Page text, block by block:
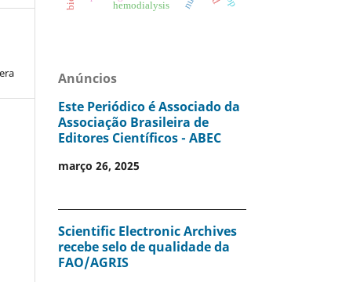
hemodialysis
Anúncios
Este Periódico é Associado da
Associação Brasileira de
Editores Científicos - ABEC
março 26, 2025
Scientific Electronic Archives
recebe selo de qualidade da
FAO/AGRIS